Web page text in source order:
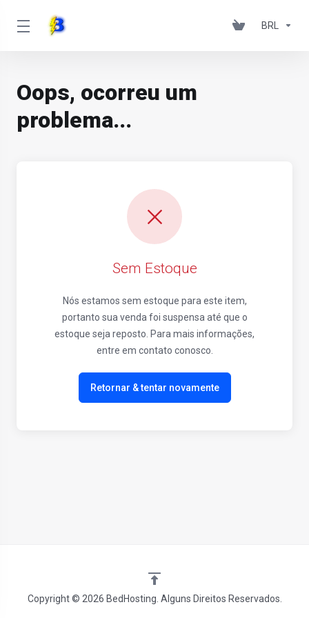
BRL
Oops, ocorreu um
problema...
Sem Estoque
Nós estamos sem estoque para este item,
portanto sua venda foi suspensa até que o
estoque seja reposto. Para mais informações,
entre em contato conosco.
Retornar & tentar novamente
Copyright © 2026 BedHosting. Alguns Direitos Reservados.